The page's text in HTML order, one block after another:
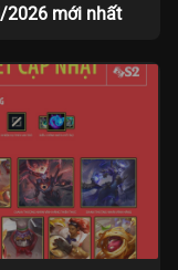
2026 mới nhất